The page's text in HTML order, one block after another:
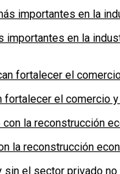
importantes en la
fortalecer el comercio
la reconstrucción